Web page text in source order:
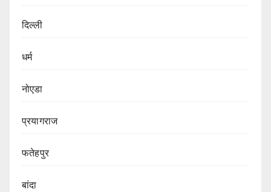
दिल्ली
धर्म
नोएडा
प्रयागराज
फतेहपुर
बांदा